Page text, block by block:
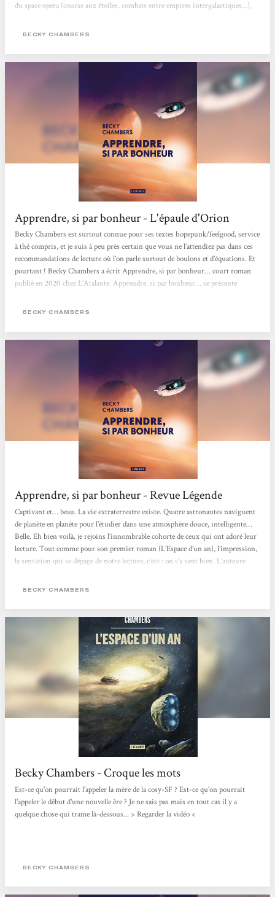
du space opera (course aux étoiles, combats entre empires intergalactiques...),
et de violence, qui redonnent foi en l'humanité. Emblématique de sa
d'une mission d'exploration...
BECKY CHAMBERS
Apprendre, si par bonheur - L'épaule d'Orion
Becky Chambers est surtout connue pour ses textes hopepunk/feelgood, service
à thé compris, et je suis à peu près certain que vous ne l’attendiez pas dans ces
recommandations de lecture où l’on parle surtout de boulons et d’équations. Et
pourtant ! Becky Chambers a écrit Apprendre, si par bonheur… court roman
publié en 2020 chez L’Atalante. Apprendre, si par bonheur… se présente
astronaute partie depuis longtemps en mission d’exploration à 14 années-
BECKY CHAMBERS
Apprendre, si par bonheur - Revue Légende
Captivant et… beau. La vie extraterrestre existe. Quatre astronautes naviguent
de planète en planète pour l’étudier dans une atmosphère douce, intelligente…
Belle. Eh bien voilà, je rejoins l’innombrable cohorte de ceux qui ont adoré leur
lecture. Tout comme pour son premier roman (L’Espace d’un an), l’impression,
la sensation qui se dégage de notre lecture, c’est : on s’y sent bien. L’auteure
tout à fait honorable, de façon non anxiogène, mais sans angélisme pour...
BECKY CHAMBERS
Becky Chambers - Croque les mots
Est-ce qu'on pourrait l'appeler la mère de la cosy-SF ? Est-ce qu'on pourrait
l'appeler le début d'une nouvelle ère ? Je ne sais pas mais en tout cas il y a
quelque chose qui trame là-dessous... > Regarder la vidéo <
BECKY CHAMBERS